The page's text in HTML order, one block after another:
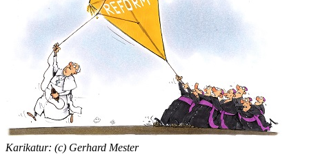
Karikatur: (c) Gerhard Mester